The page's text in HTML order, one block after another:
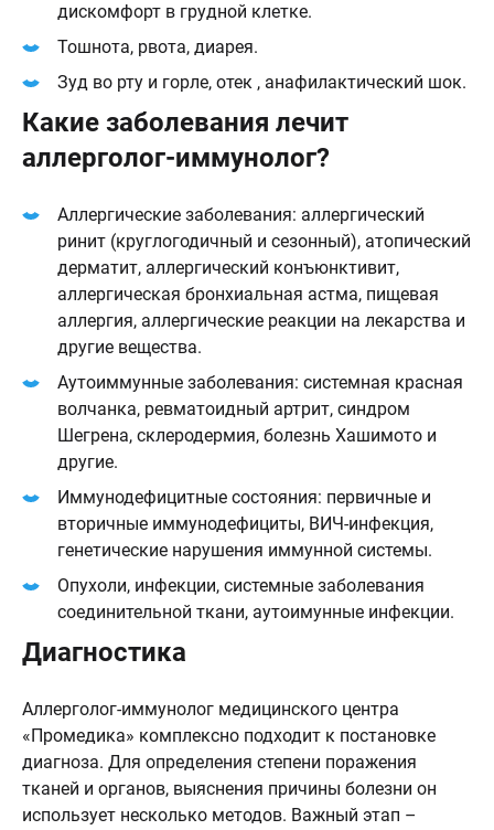
дискомфорт в грудной клетке.
Тошнота, рвота, диарея.
Зуд во рту и горле, отек , анафилактический шок.
Какие заболевания лечит
аллерголог-иммунолог?
Аллергические заболевания: аллергический
ринит (круглогодичный и сезонный), атопический
дерматит, аллергический конъюнктивит,
аллергическая бронхиальная астма, пищевая
аллергия, аллергические реакции на лекарства и
другие вещества.
Аутоиммунные заболевания: системная красная
волчанка, ревматоидный артрит, синдром
Шегрена, склеродермия, болезнь Хашимото и
другие.
Иммунодефицитные состояния: первичные и
вторичные иммунодефициты, ВИЧ-инфекция,
генетические нарушения иммунной системы.
Опухоли, инфекции, системные заболевания
соединительной ткани, аутоимунные инфекции.
Диагностика
Аллерголог-иммунолог медицинского центра
«Промедика» комплексно подходит к постановке
диагноза. Для определения степени поражения
тканей и органов, выяснения причины болезни он
использует несколько методов. Важный этап –